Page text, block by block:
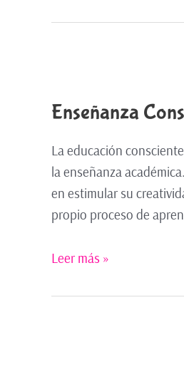
Enseñanza
La educación
la enseñanza
en estimular su
propio proceso de
Leer más »